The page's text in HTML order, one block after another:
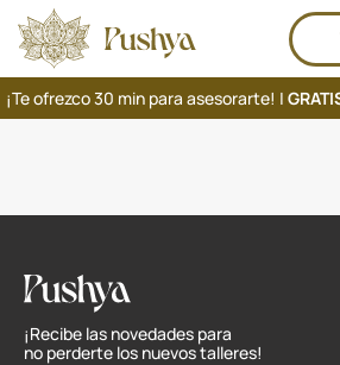
¡Te ofrezco 30 min para asesorarte! |
¡Recibe las novedades para
no perderte los nuevos talleres!